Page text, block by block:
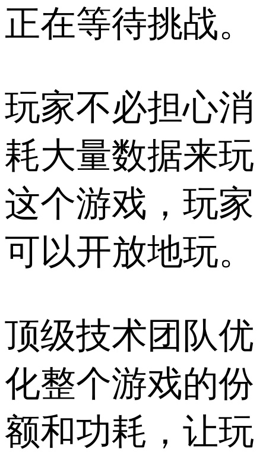
正在等待挑战。
玩家不必担心消
耗大量数据来玩
这个游戏，玩家
可以开放地玩。
顶级技术团队优
化整个游戏的份
额和功耗，让玩